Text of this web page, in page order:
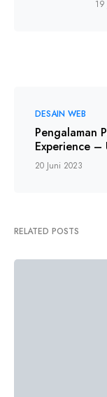
19
DESAIN WEB
Pengalaman
Experience –
20 Juni 2023
RELATED POSTS